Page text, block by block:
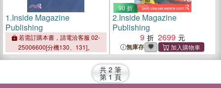
1.Inside Magazine
Publishing
若需訂購本書，請電洽客服 02-
25006600[分機130、131]。
90 折
2.Inside Magazine
Publishing
9
2699
無庫存
共 2 筆
第 1 頁